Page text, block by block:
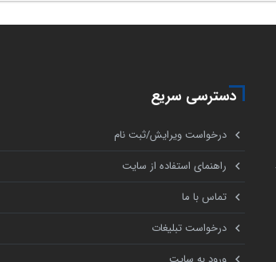
دسترسی سریع
درخواست ویرایش/ثبت نام
راهنمای استفاده از سایت
تماس با ما
درخواست تبلیغات